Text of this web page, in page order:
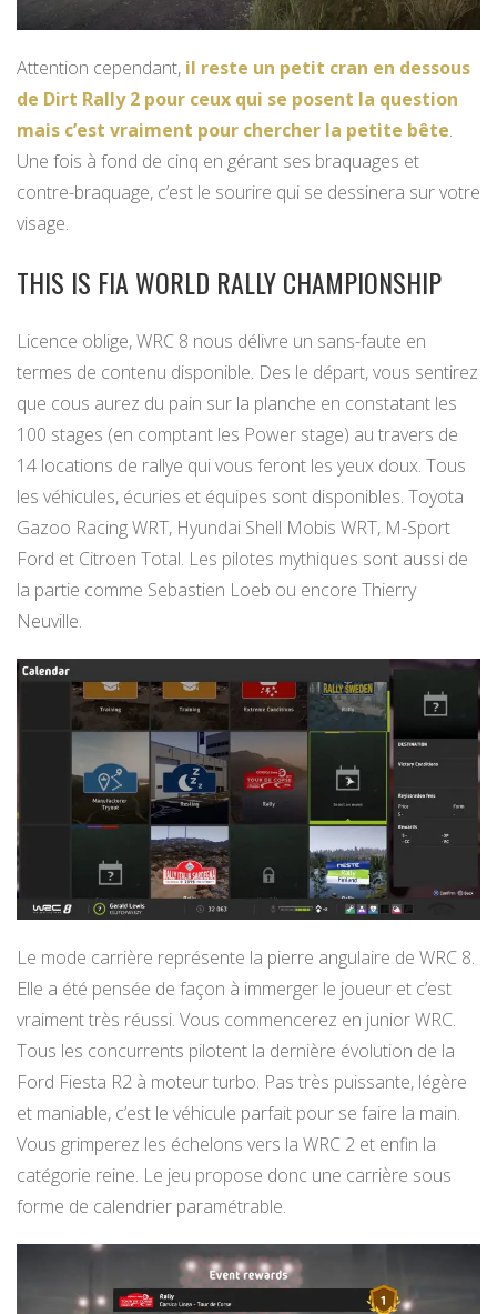
Attention cependant, il reste un petit cran en dessous
de Dirt Rally 2 pour ceux qui se posent la question
mais c’est vraiment pour chercher la petite bête.
Une fois à fond de cinq en gérant ses braquages et
contre-braquage, c’est le sourire qui se dessinera sur votre
visage.
THIS IS FIA WORLD RALLY CHAMPIONSHIP
Licence oblige, WRC 8 nous délivre un sans-faute en
termes de contenu disponible. Des le départ, vous sentirez
que cous aurez du pain sur la planche en constatant les
100 stages (en comptant les Power stage) au travers de
14 locations de rallye qui vous feront les yeux doux. Tous
les véhicules, écuries et équipes sont disponibles. Toyota
Gazoo Racing WRT, Hyundai Shell Mobis WRT, M-Sport
Ford et Citroen Total. Les pilotes mythiques sont aussi de
la partie comme Sebastien Loeb ou encore Thierry
Neuville.
Le mode carrière représente la pierre angulaire de WRC 8.
Elle a été pensée de façon à immerger le joueur et c’est
vraiment très réussi. Vous commencerez en junior WRC.
Tous les concurrents pilotent la dernière évolution de la
Ford Fiesta R2 à moteur turbo. Pas très puissante, légère
et maniable, c’est le véhicule parfait pour se faire la main.
Vous grimperez les échelons vers la WRC 2 et enfin la
catégorie reine. Le jeu propose donc une carrière sous
forme de calendrier paramétrable.